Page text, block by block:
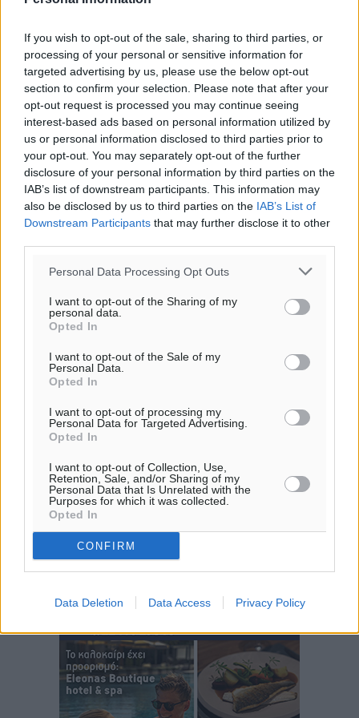
If you wish to opt-out of the sale, sharing to third parties, or
processing of your personal or sensitive information for
targeted advertising by us, please use the below opt-out
section to confirm your selection. Please note that after your
opt-out request is processed you may continue seeing
interest-based ads based on personal information utilized by
us or personal information disclosed to third parties prior to
your opt-out. You may separately opt-out of the further
disclosure of your personal information by third parties on the
IAB’s list of downstream participants. This information may
also be disclosed by us to third parties on the IAB’s List of
Downstream Participants that may further disclose it to other
Personal Data Processing Opt Outs
I want to opt-out of the Sharing of my
personal data.
Opted In
I want to opt-out of the Sale of my
Personal Data.
Opted In
I want to opt-out of processing my
Personal Data for Targeted Advertising.
Opted In
I want to opt-out of Collection, Use,
Retention, Sale, and/or Sharing of my
Personal Data that Is Unrelated with the
Purposes for which it was collected.
Opted In
CONFIRM
Data Deletion Data Access Privacy Policy
Πολιτιστικά• πριν 3 ώρες
Εγκρίθηκε η ηλεκτρική διασύνδεση Ρόδου και Κω
μέσω υποβρύχιων καλωδίων με την ηπειρωτική
Ελλάδα
Τοπικές Ειδήσεις • πριν 4 ώρες
Νέο ανακαινισμένο δημοτικό τουριστικό γραφείο
στην Πάτμο
Τοπικές Ειδήσεις• πριν 4 ώρες
Οι συναντήσεις που είχε κατά την επίσκεψη του στη
Ρόδο ο Πρέσβης της Βραζιλίας στην Ελλάδα
Τοπικές Ειδήσεις• πριν 5 ώρες
Γερμανική αγορά: Έλλειψη προσιτών ξενοδοχείων
απειλεί τη ζήτηση για πακέτα διακοπών – Στο
επίκεντρο και η Ελλάδα
Ειδήσεις• πριν 5 ώρες
Νέο ξενοδοχείο στη Ρόδο για την H Hotels –
Χατζηλαζάρου – Προχωρά καινούργιο ξενοδοχείο
Τοπικές Ειδήσεις• πριν 5 ώρες
Αυτοκίνητο μπήκε παράνομα σε μονόδρομο στο
Μαστιχάρι – Αναποδογύρισε όχημα με μητέρα και
5χρονο παιδί
Τοπικές Ειδήσεις• πριν 5 ώρες
τρόμου” – Η συγκλονιστική μαρτυρία της Χαρούλας
Γιασιράνη στον RV για τα γεγονότα που οδήγησαν στο
Σύμφωνο της Λέρου
Τοπικές Ειδήσεις • πριν 5 ώρες
Περισσότερες ειδήσεις